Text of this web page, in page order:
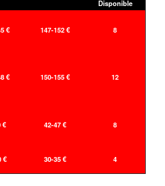
Disponible
€ 147-152 € 8
€ 150-155 € 12
€ 42-47 € 8
€ 30-35 € 4